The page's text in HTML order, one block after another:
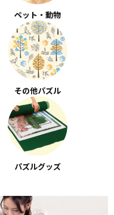
ペット・動物
その他パズル
パズルグッズ